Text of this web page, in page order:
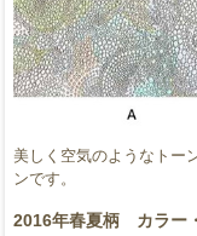
美しく空気のようなトー
ンです。
2016年春夏柄 カラー